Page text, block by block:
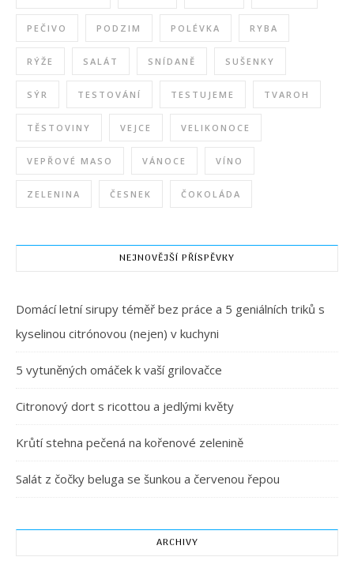
PEČIVO PODZIM POLÉVKA RYBA
RÝŽE SALÁT SNÍDANĚ SUŠENKY
SÝR TESTOVÁNÍ TESTUJEME TVAROH
TĚSTOVINY VEJCE VELIKONOCE
VEPŘOVÉ MASO VÁNOCE VÍNO
ZELENINA ČESNEK ČOKOLÁDA
NEJNOVĚJŠÍ PŘÍSPĚVKY
Domácí letní sirupy téměř bez práce a 5 geniálních triků s
kyselinou citrónovou (nejen) v kuchyni
5 vytuněných omáček k vaší grilovačce
Citronový dort s ricottou a jedlými květy
Krůtí stehna pečená na kořenové zelenině
Salát z čočky beluga se šunkou a červenou řepou
ARCHIVY